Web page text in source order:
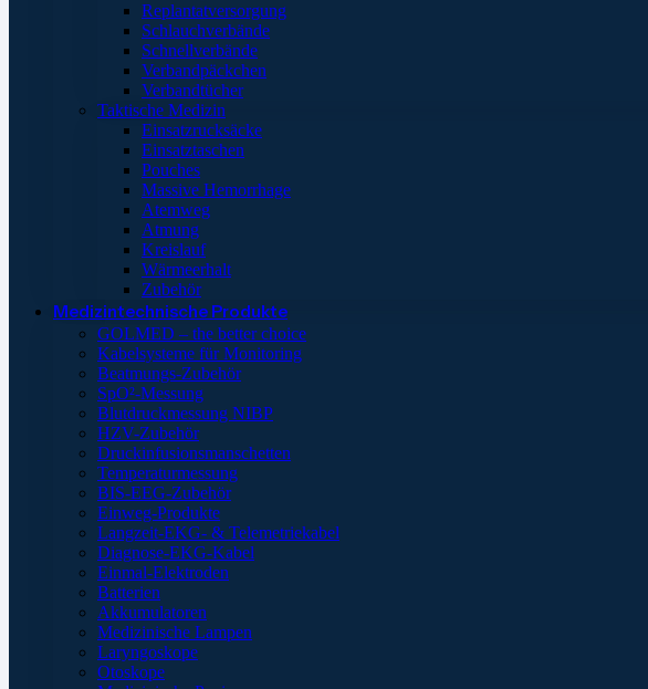
Replantatversorgung
Schlauchverbände
Schnellverbände
Verbandpäckchen
Verbandtücher
Taktische Medizin
Einsatzrucksäcke
Einsatztaschen
Pouches
Massive Hemorrhage
Atemweg
Atmung
Kreislauf
Wärmeerhalt
Zubehör
Medizintechnische Produkte
GOLMED – the better choice
Kabelsysteme für Monitoring
Beatmungs-Zubehör
SpO²-Messung
Blutdruckmessung NIBP
HZV-Zubehör
Druckinfusionsmanschetten
Temperaturmessung
BIS-EEG-Zubehör
Einweg-Produkte
Langzeit-EKG- & Telemetriekabel
Diagnose-EKG-Kabel
Einmal-Elektroden
Batterien
Akkumulatoren
Medizinische Lampen
Laryngoskope
Otoskope